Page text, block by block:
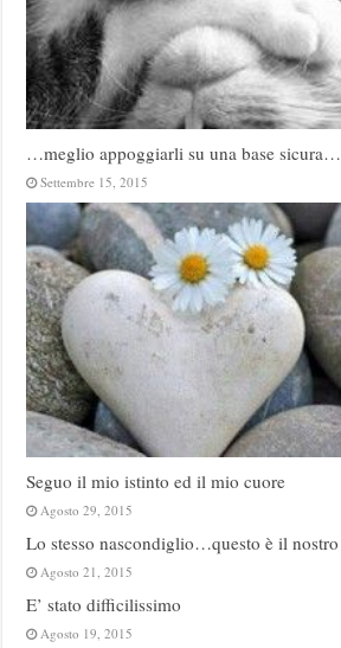
…meglio appoggiarli su una base sicura…
Settembre 15, 2015
Seguo il mio istinto ed il mio cuore
Agosto 29, 2015
Lo stesso nascondiglio…questo è il nostro
Agosto 21, 2015
E’ stato difficilissimo
Agosto 19, 2015